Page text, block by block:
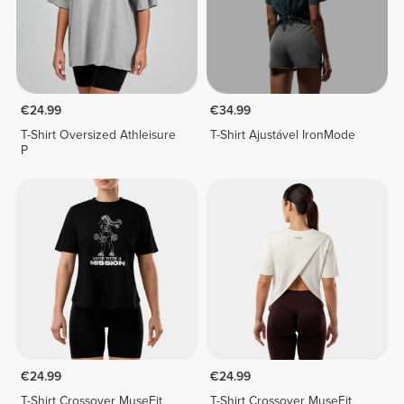
€24.99
T-Shirt Oversized Athleisure
P
€34.99
T-Shirt Ajustável IronMode
€24.99
T-Shirt Crossover MuseFit
€24.99
T-Shirt Crossover MuseFit